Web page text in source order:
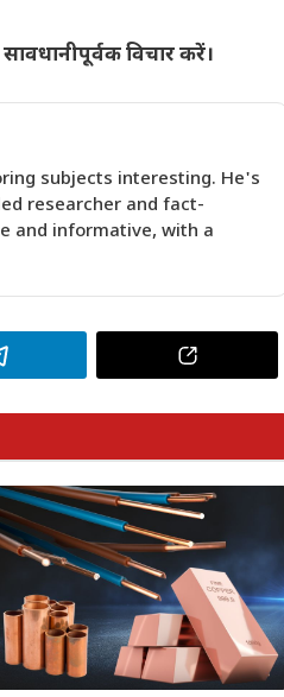
विचार करें।
subjects interesting. He's
researcher and fact-
and informative, with a